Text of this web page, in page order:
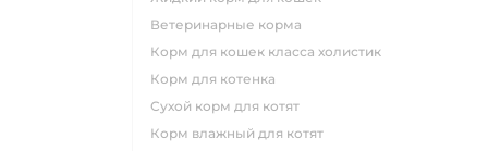
ветеринарные корма
корм для кошек класса холистик
корм для котенка
сухой корм для котят
корм влажный для котят